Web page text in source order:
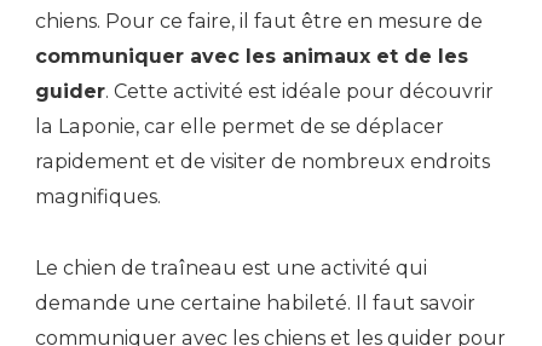
chiens. Pour ce faire, il faut être en mesure de
communiquer avec les animaux et de les
guider. Cette activité est idéale pour découvrir
la Laponie, car elle permet de se déplacer
rapidement et de visiter de nombreux endroits
magnifiques.
Le chien de traîneau est une activité qui
demande une certaine habileté. Il faut savoir
communiquer avec les chiens et les guider pour